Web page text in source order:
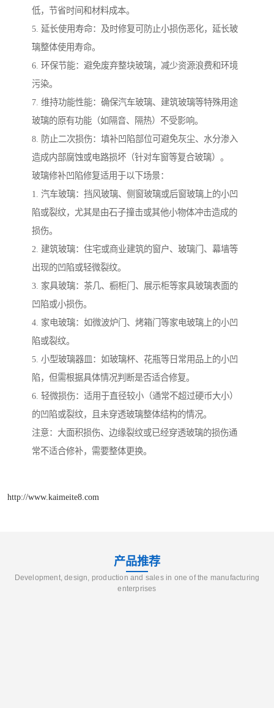
低，节省时间和材料成本。
5. 延长使用寿命：及时修复可防止小损伤恶化，延长玻
璃整体使用寿命。
6. 环保节能：避免废弃整块玻璃，减少资源浪费和环境
污染。
7. 维持功能性能：确保汽车玻璃、建筑玻璃等特殊用途
玻璃的原有功能（如隔音、隔热）不受影响。
8. 防止二次损伤：填补凹陷部位可避免灰尘、水分渗入
造成内部腐蚀或电路损坏（针对车窗等复合玻璃）。
玻璃修补凹陷修复适用于以下场景：
1. 汽车玻璃：挡风玻璃、侧窗玻璃或后窗玻璃上的小凹
陷或裂纹，尤其是由石子撞击或其他小物体冲击造成的
损伤。
2. 建筑玻璃：住宅或商业建筑的窗户、玻璃门、幕墙等
出现的凹陷或轻微裂纹。
3. 家具玻璃：茶几、橱柜门、展示柜等家具玻璃表面的
凹陷或小损伤。
4. 家电玻璃：如微波炉门、烤箱门等家电玻璃上的小凹
陷或裂纹。
5. 小型玻璃器皿：如玻璃杯、花瓶等日常用品上的小凹
陷，但需根据具体情况判断是否适合修复。
6. 轻微损伤：适用于直径较小（通常不超过硬币大小）
的凹陷或裂纹，且未穿透玻璃整体结构的情况。
注意：大面积损伤、边缘裂纹或已经穿透玻璃的损伤通
常不适合修补，需要整体更换。
http://www.kaimeite8.com
产品推荐
Development, design, production and sales in one of the manufacturing
enterprises